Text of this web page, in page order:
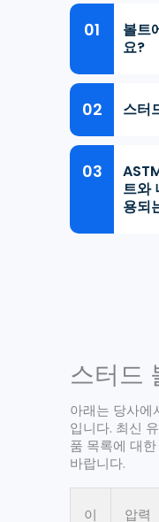
볼트
요?
스터
트와
용되
스터드
아래는 당사에
입니다. 최신
품 목록에 대
바랍니다.
이
압력